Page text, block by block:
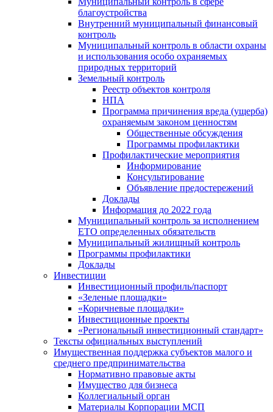
благоустройства
Внутренний муниципальный финансовый
контроль
Муниципальный контроль в области охраны
и использования особо охраняемых
природных территорий
Земельный контроль
Реестр объектов контроля
НПА
Программа причинения вреда (ущерба)
охраняемым законом ценностям
Общественные обсуждения
Программы профилактики
Профилактические мероприятия
Информирование
Консультирование
Объявление предостережений
Доклады
Информация до 2022 года
Муниципальный контроль за исполнением
ЕТО определенных обязательств
Муниципальный жилищный контроль
Программы профилактики
Доклады
Инвестиции
Инвестиционный профиль/паспорт
«Зеленые площадки»
«Коричневые площадки»
Инвестиционные проекты
«Региональный инвестиционный стандарт»
Тексты официальных выступлений
Имущественная поддержка субъектов малого и
среднего предпринимательства
Нормативно правовые акты
Имущество для бизнеса
Коллегиальный орган
Материалы Корпорации МСП